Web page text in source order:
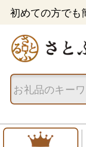
初めての方でも